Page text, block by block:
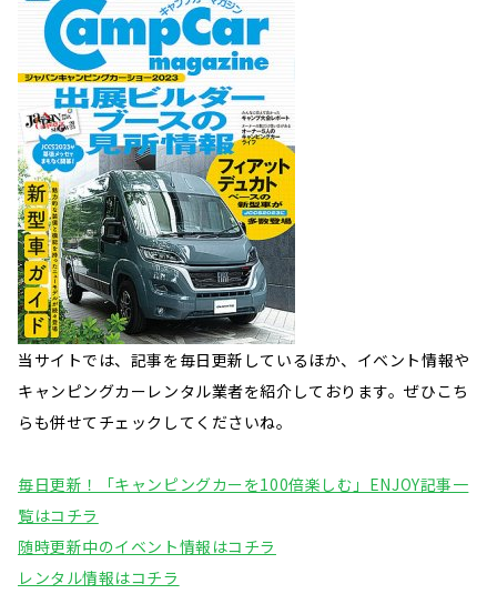
当サイトでは、記事を毎日更新しているほか、イベント情報や
キャンピングカーレンタル業者を紹介しております。ぜひこち
らも併せてチェックしてくださいね。
毎日更新！「キャンピングカーを100倍楽しむ」ENJOY記事一
覧はコチラ
随時更新中のイベント情報はコチラ
レンタル情報はコチラ